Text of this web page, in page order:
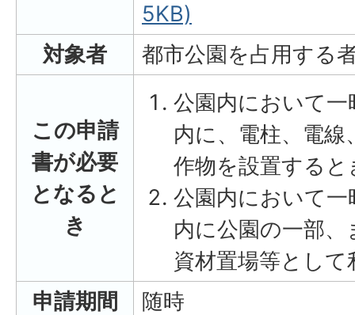
5KB)
対象者
都市公園を占用する
この申請
書が必要
となると
き
公園内において
内に、電柱、電
作物を設置すると
公園内において
内に公園の一部
資材置場等とし
申請期間
随時